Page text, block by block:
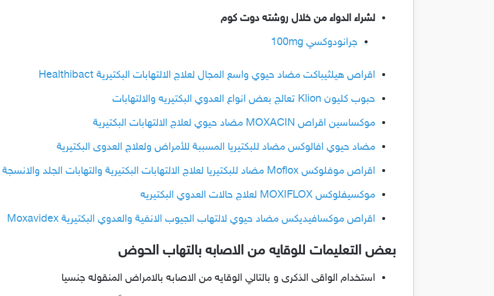
لشراء الدواء من خلال روشته دوت كوم
جرانودوكسي 100mg
اقراص هيلثيباكت مضاد حيوي واسع المجال لعلاج الالتهابات البكتيرية Healthibact
حبوب كليون Klion تعالج بعض انواع العدوي البكتيريه والالتهابات
موكساسين اقراص MOXACIN مضاد حيوي لعلاج الالتهابات البكتيرية
مضاد حيوي افالوكس مضاد للبكتيريا المسببة للأمراض ولعلاج العدوى البكتيرية
اقراص موفلوكس Moflox مضاد للبكتيريا لعلاج الالتهابات البكتيرية والتهابات الجلد والانسجة
موكسيفلوكس MOXIFLOX لعلاج حالات العدوي البكتيريه
اقراص موكسافيديكس مضاد حيوي لالتهاب الجيوب الانفية والعدوي البكتيرية Moxavidex
بعض التعليمات للوقايه من الاصابه بالتهاب الحوض
استخدام الواقى الذكرى و بالتالي الوقايه من الاصابه بالامراض المنقوله جنسيا